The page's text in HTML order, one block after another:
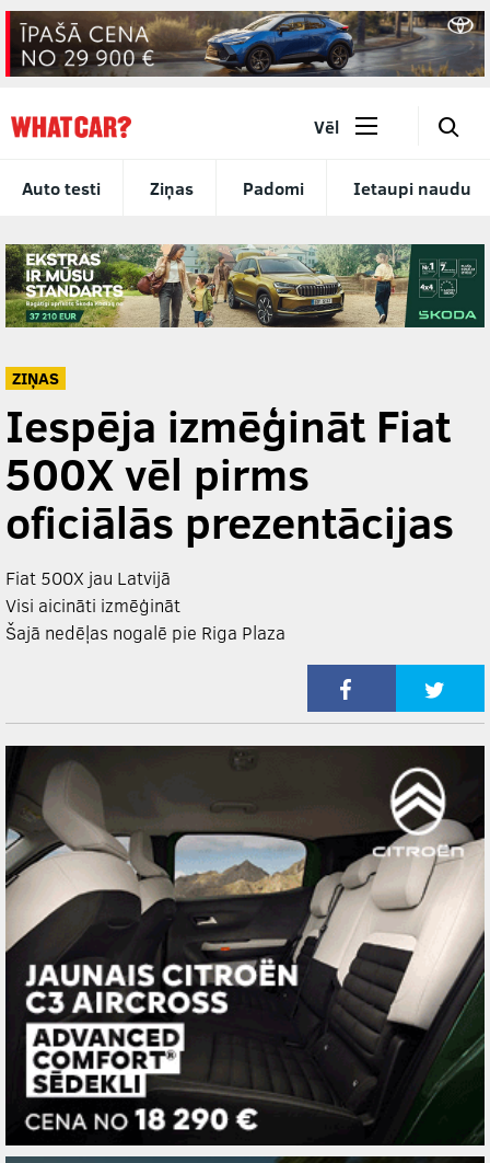
Auto testi Ziņas Padomi Ietaupi naudu
Vēl 🔎
ZIŅAS
Iespēja izmēģināt Fiat
500X vēl pirms
oficiālās prezentācijas
Fiat 500X jau Latvijā
Visi aicināti izmēģināt
Šajā nedēļas nogalē pie Riga Plaza